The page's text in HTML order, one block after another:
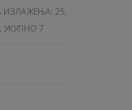
ИЗЛАЖЕЊА: 25,
УКУПНО 7